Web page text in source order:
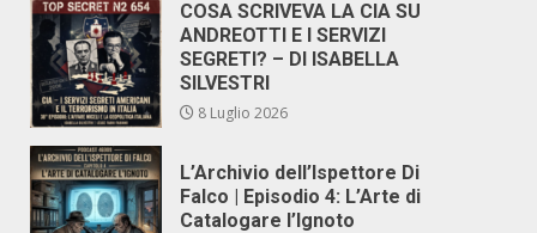
COSA SCRIVEVA LA CIA SU
ANDREOTTI E I SERVIZI
SEGRETI? – DI ISABELLA
SILVESTRI
8 Luglio 2026
L’Archivio dell’Ispettore Di
Falco | Episodio 4: L’Arte di
Catalogare l’Ignoto